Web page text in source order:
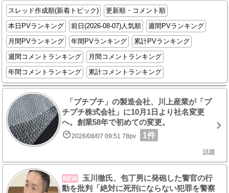
スレッド作成順(新着トピック)
更新順・コメント順
本日PVランキング
前日(2026-08-07)人気順
週間PVランキング
月間PVランキング
年間PVランキング
累計PVランキング
週間コメントランキング
月間コメントランキング
年間コメントランキング
累計コメントランキング
「プチプチ」の製造会社、川上産業が「プ
チプチ株式会社」に10月1日より社名変更
へ。創業58年で初めての変更。
2026/08/07 09:51 78pv 1件
話題
NEW
玉川徹氏、包丁男に発砲した警官の行
動を批判「絶対に死刑にならない犯罪を警察